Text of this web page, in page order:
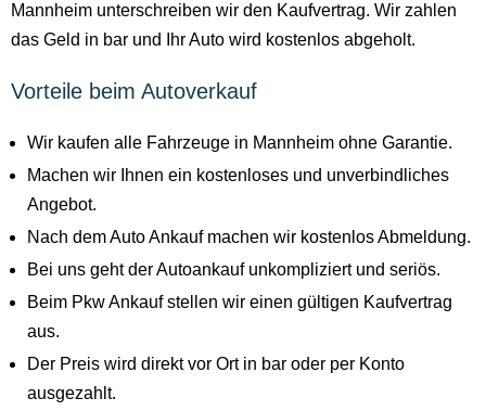
Mannheim unterschreiben wir den Kaufvertrag. Wir zahlen
das Geld in bar und Ihr Auto wird kostenlos abgeholt.
Vorteile beim Autoverkauf
Wir kaufen alle Fahrzeuge in Mannheim ohne Garantie.
Machen wir Ihnen ein kostenloses und unverbindliches
Angebot.
Nach dem Auto Ankauf machen wir kostenlos Abmeldung.
Bei uns geht der Autoankauf unkompliziert und seriös.
Beim Pkw Ankauf stellen wir einen gültigen Kaufvertrag
aus.
Der Preis wird direkt vor Ort in bar oder per Konto
ausgezahlt.